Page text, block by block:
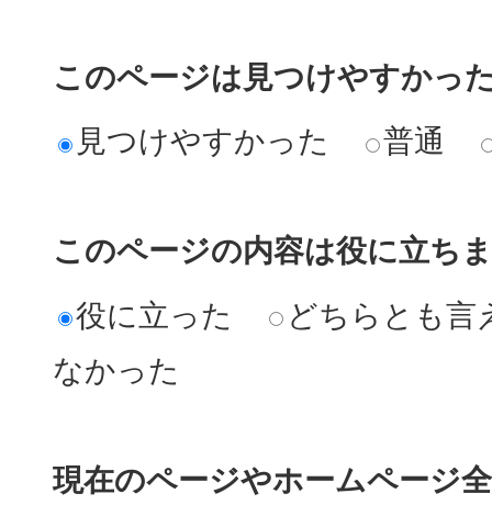
このページは見つけやすかっ
見つけやすかった
普通
このページの内容は役に立ち
役に立った
どちらとも言
なかった
現在のページやホームページ